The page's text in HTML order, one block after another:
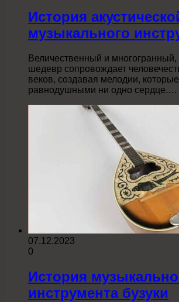
История
музыкального
Величественный и многогранный,
шедевр сопровождает
веков, создавая мелодии,
равнодушными ни одно сердце.…
07.12.2023
0
История
инструмента бузуки